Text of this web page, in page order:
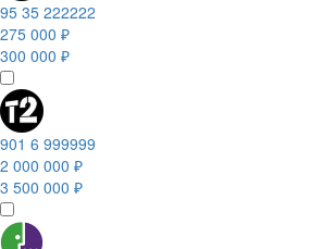
95 35 222222
275 000 ₽
300 000 ₽
901 6 999999
2 000 000 ₽
3 500 000 ₽